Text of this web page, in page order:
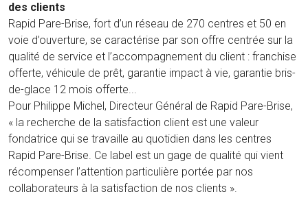
des clients
Rapid Pare-Brise, fort d’un réseau de 270 centres et 50 en
voie d’ouverture, se caractérise par son offre centrée sur la
qualité de service et l’accompagnement du client : franchise
offerte, véhicule de prêt, garantie impact à vie, garantie bris-
de-glace 12 mois offerte...
Pour Philippe Michel, Directeur Général de Rapid Pare-Brise,
« la recherche de la satisfaction client est une valeur
fondatrice qui se travaille au quotidien dans les centres
Rapid Pare-Brise. Ce label est un gage de qualité qui vient
récompenser l’attention particulière portée par nos
collaborateurs à la satisfaction de nos clients ».